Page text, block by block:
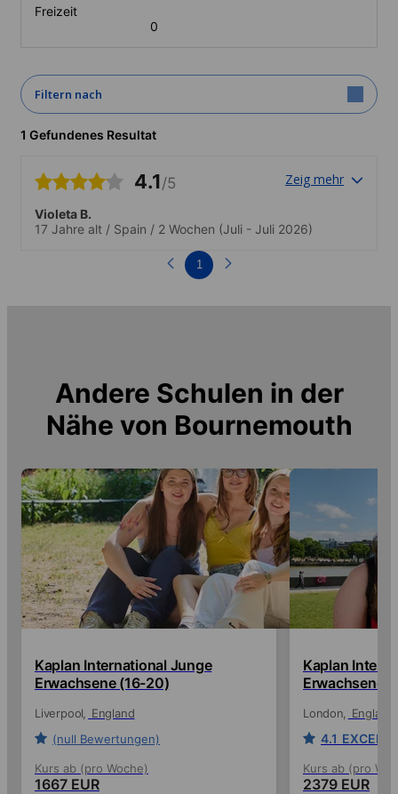
Freizeit
0
Filtern nach
1 Gefundenes Resultat
4.1/5 Zeig mehr
Violeta B.
17 Jahre alt / Spain / 2 Wochen (Juli - Juli 2026)
1
Andere Schulen in der
Nähe von Bournemouth
Kaplan International Junge
Erwachsene (16-20)
Liverpool
England
(null Bewertungen)
Kurs ab (pro Woche)
1667 EUR
Kaplan
Erwachsene
London England
4.1
Kurs ab (pro
2379 EUR